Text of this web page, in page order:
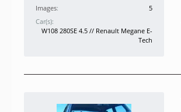
Images
5
Car(s)
W108 280SE 4.5 // Renault Megane E-
Tech